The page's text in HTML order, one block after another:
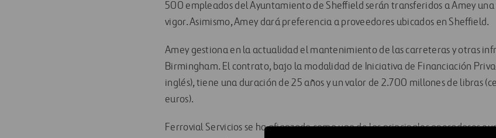
500 empleados del Ayuntamiento de Sheffield serán transferidos a Amey
vigor. Asimismo, Amey dará preferencia a proveedores ubicados en Sheffield.
Amey gestiona en la actualidad el mantenimiento de las carreteras y otras
Birmingham. El contrato, bajo la modalidad de Iniciativa de Financiación
inglés), tiene una duración de 25 años y un valor de 2.700 millones de libras
euros).
Ferrovial Servicios se ha afianzado como uno de los principales operadores